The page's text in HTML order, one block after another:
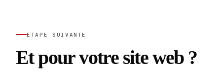
ÉTAPE SUIVANTE
Et pour votre site web ?